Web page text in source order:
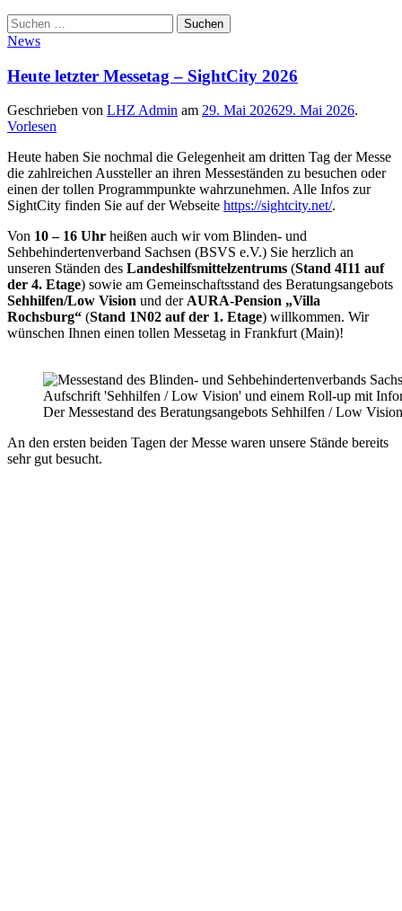
Suche
Suchen
nach:
News
Heute letzter Messetag – SightCity 2026
Geschrieben von LHZ Admin am 29. Mai 202629. Mai 2026.
Vorlesen
Heute haben Sie nochmal die Gelegenheit am dritten Tag der Messe
die zahlreichen Aussteller an ihren Messeständen zu besuchen oder
einen der tollen Programmpunkte wahrzunehmen. Alle Infos zur
SightCity finden Sie auf der Webseite https://sightcity.net/.
Von 10 – 16 Uhr heißen auch wir vom Blinden- und
Sehbehindertenverband Sachsen (BSVS e.V.) Sie herzlich an
unseren Ständen des Landeshilfsmittelzentrums (Stand 4I11 auf
der 4. Etage) sowie am Gemeinschaftsstand des Beratungsangebots
Sehhilfen/Low Vision und der AURA-Pension „Villa
Rochsburg“ (Stand 1N02 auf der 1. Etage) willkommen. Wir
wünschen Ihnen einen tollen Messetag in Frankfurt (Main)!
Der Messestand des Beratungsangebots Sehhilfen / Low
An den ersten beiden Tagen der Messe waren unsere Stände bereits
sehr gut besucht.